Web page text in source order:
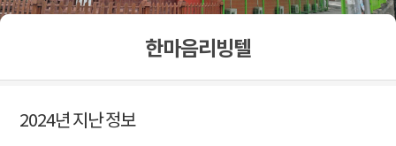
한마음리빙텔
2024년 지난 정보